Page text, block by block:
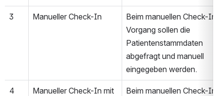
3 Manueller Check-In
Beim manuellen Check-In
Vorgang sollen die
Patientenstammdaten
abgefragt und manuell
eingegeben werden.
4
Manueller Check-In mit
Beim manuellen Check-In